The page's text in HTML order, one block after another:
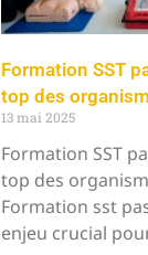
Formation SST
top des
13 mai 2025
Formation SST
top des
Formation sst
enjeu crucial